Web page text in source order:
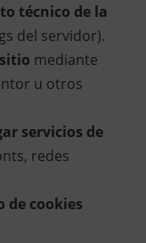
técnico de la
del servidor).
mediante
u otros
servicios de
redes
de cookies